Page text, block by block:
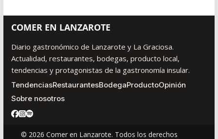
COMER EN LANZAROTE
Diario gastronómico de Lanzarote y La Graciosa.
Actualidad, restaurantes, bodegas, producto local,
tendencias y protagonistas de la gastronomía insular.
TendenciasRestaurantesBodegaProductoOpinión
Sobre nosotros
© 2026 Comer en Lanzarote. Todos los derechos